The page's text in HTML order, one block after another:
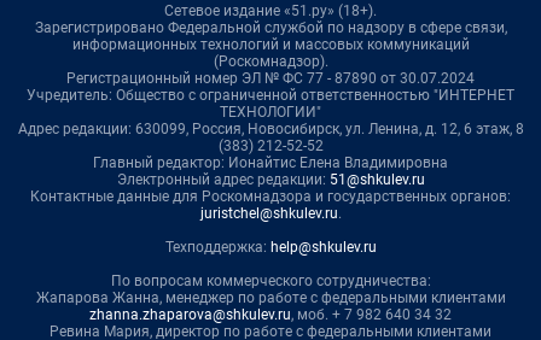
Сетевое издание «51.ру» (18+).
Зарегистрировано Федеральной службой по надзору в сфере связи,
информационных технологий и массовых коммуникаций
(Роскомнадзор).
Регистрационный номер ЭЛ № ФС 77 - 87890 от 30.07.2024
Учредитель: Общество с ограниченной ответственностью "ИНТЕРНЕТ
ТЕХНОЛОГИИ"
Адрес редакции: 630099, Россия, Новосибирск, ул. Ленина, д. 12, 6 этаж, 8
(383) 212-52-52
Главный редактор: Ионайтис Елена Владимировна
Электронный адрес редакции: 51@shkulev.ru
Контактные данные для Роскомнадзора и государственных органов:
juristchel@shkulev.ru.
Техподдержка: help@shkulev.ru
По вопросам коммерческого сотрудничества:
Жапарова Жанна, менеджер по работе с федеральными клиентами
zhanna.zhaparova@shkulev.ru, моб. + 7 982 640 34 32
Ревина Мария, директор по работе с федеральными клиентами